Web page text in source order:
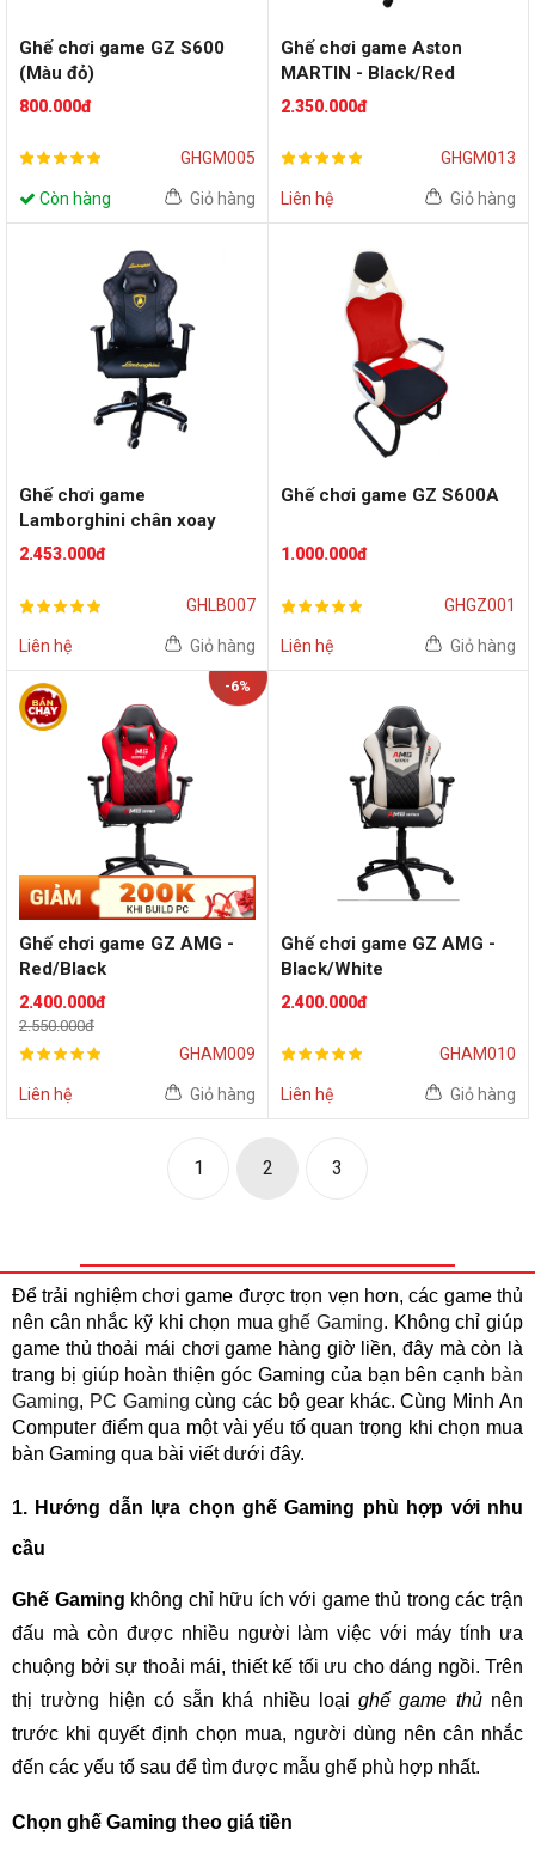
Ghế chơi game GZ S600
(Màu đỏ)
800.000đ
GHGM005
Còn hàng Giỏ hàng
Ghế chơi game Aston
MARTIN - Black/Red
2.350.000đ
GHGM013
Liên hệ Giỏ hàng
Ghế chơi game
Lamborghini chân xoay
2.453.000đ
GHLB007
Liên hệ Giỏ hàng
Ghế chơi game GZ S600A
1.000.000đ
GHGZ001
Liên hệ Giỏ hàng
-6%
Ghế chơi game GZ AMG -
Red/Black
2.400.000đ
2.550.000đ
GHAM009
Liên hệ Giỏ hàng
Ghế chơi game GZ AMG -
Black/White
2.400.000đ
GHAM010
Liên hệ Giỏ hàng
1 2 3
Để trải nghiệm chơi game được trọn vẹn hơn, các game thủ
nên cân nhắc kỹ khi chọn muaghế Gaming. Không chỉ giúp
game thủ thoải mái chơi game hàng giờ liền, đây mà còn là
trang bị giúp hoàn thiện góc Gaming của bạn bên cạnh bàn
Gaming, PC Gaming cùng các bộ gear khác. Cùng Minh An
Computer điểm qua một vài yếu tố quan trọng khi chọn mua
bàn Gaming qua bài viết dưới đây.
1. Hướng dẫn lựa chọn ghế Gaming phù hợp với nhu
cầu
Ghế Gaming không chỉ hữu ích với game thủ trong các trận
đấu mà còn được nhiều người làm việc với máy tính ưa
chuộng bởi sự thoải mái, thiết kế tối ưu cho dáng ngồi. Trên
thị trường hiện có sẵn khá nhiều loạighế game thủnên
trước khi quyết định chọn mua, người dùng nên cân nhắc
đến các yếu tố sau để tìm được mẫu ghế phù hợp nhất.
Chọn ghế Gaming theo giá tiền